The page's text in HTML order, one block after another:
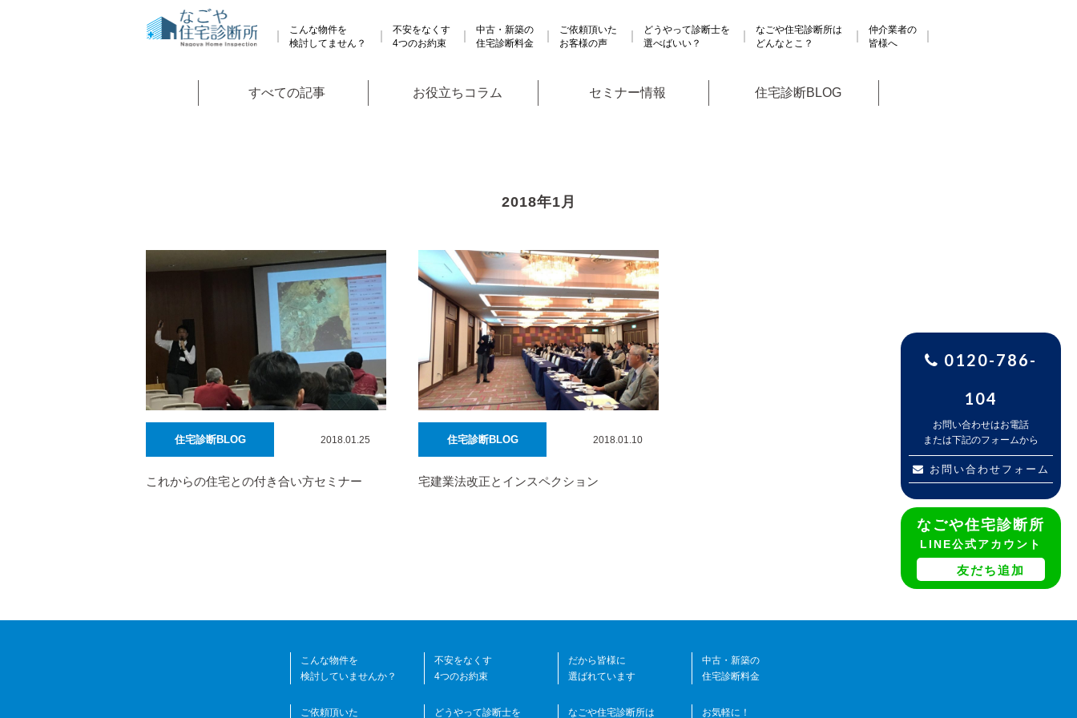
こんな物件を
検討してません？
不安をなくす
4つのお約束
中古・新築の
住宅診断料金
ご依頼頂いた
お客様の声
どうやって診断士を
選べばいい？
なごや住宅診断所は
どんなとこ？
仲介業者の
皆様へ
すべての記事 お役立ちコラム セミナー情報 住宅診断BLOG
2018年1月
住宅診断BLOG 2018.01.25
これからの住宅との付き合い方セミナー
住宅診断BLOG 2018.01.10
宅建業法改正とインスペクション
こんな物件を
検討していませんか？
不安をなくす
4つのお約束
だから皆様に
選ばれています
中古・新築の
住宅診断料金
ご依頼頂いた どうやって診断士を なごや住宅診断所は お気軽に！
0120-786-
104
お問い合わせはお電話
または下記のフォームから
お問い合わせフォーム
なごや住宅診断所
LINE公式アカウント
友だち追加